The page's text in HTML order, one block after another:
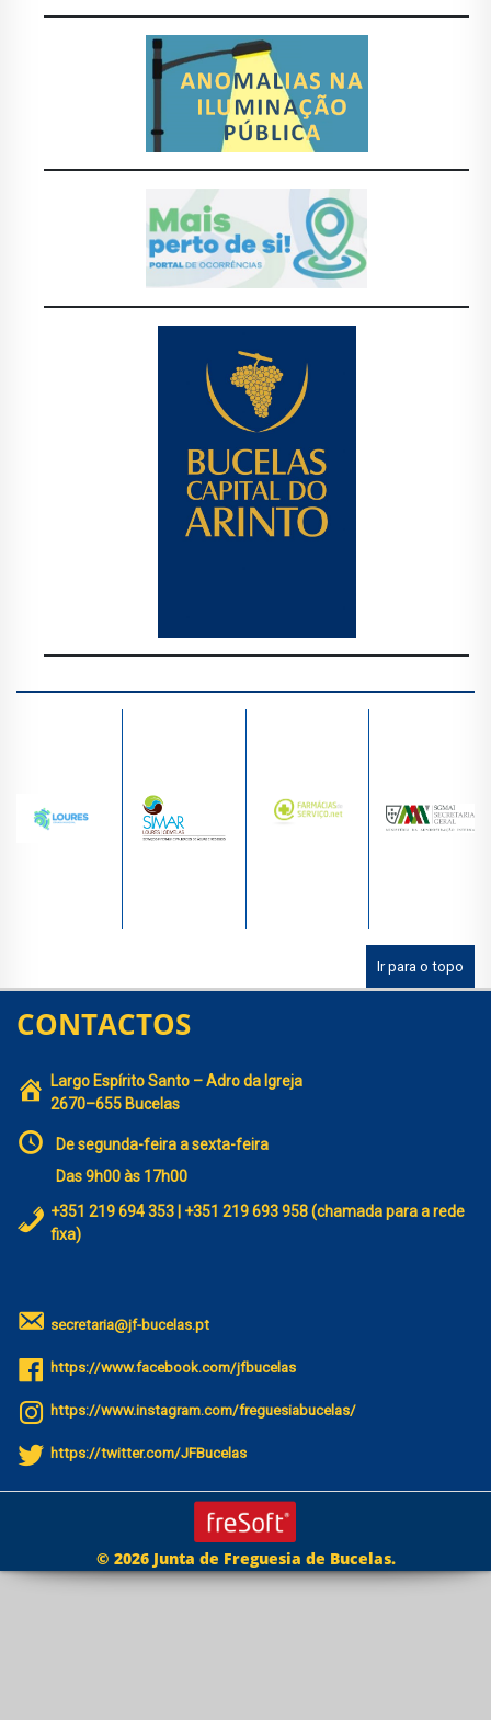
Ir para o topo
CONTACTOS
Largo Espírito Santo – Adro da Igreja
2670–655 Bucelas
De segunda-feira a sexta-feira
Das 9h00 às 17h00
+351 219 694 353 | +351 219 693 958 (chamada para a rede
fixa)
secretaria@jf-bucelas.pt
https://www.facebook.com/jfbucelas
https://www.instagram.com/freguesiabucelas/
https://twitter.com/JFBucelas
© 2026 Junta de Freguesia de Bucelas.